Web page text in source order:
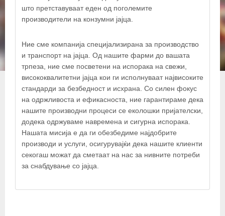
што претставуваат еден од поголемите
производители на конзумни јајца.
Ние сме компанија специјализирана за производство
и транспорт на јајца. Од нашите фарми до вашата
трпеза, ние сме посветени на испорака на свежи,
висококвалитетни јајца кои ги исполнуваат највисоките
стандарди за безбедност и исхрана. Со силен фокус
на одржливоста и ефикасноста, ние гарантираме дека
нашите производни процеси се еколошки пријателски,
додека одржуваме навремена и сигурна испорака.
Нашата мисија е да ги обезбедиме најдобрите
производи и услуги, осигурувајќи дека нашите клиенти
секогаш можат да сметаат на нас за нивните потреби
за снабдување со јајца.
Живинарска фарма Шест браќа
© OpenStreetMap contributors